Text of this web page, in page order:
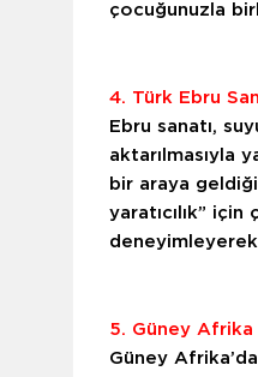
çocuğunuzla
4. Türk Ebru
Ebru sanatı,
aktarılmasıyla
bir araya
yaratıcılık”
5. Güney
Güney